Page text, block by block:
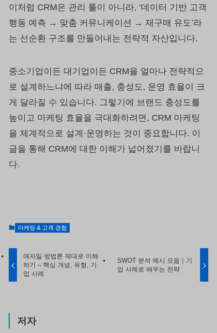
이처럼 CRM은 관리 툴이 아니라, ‘데이터 기반 고객
행동 예측 → 맞춤 커뮤니케이션 → 재구매 유도’라
는 선순환 구조를 만들어내는 전략적 자산입니다.
중소기업이든 대기업이든 CRM을 얼마나 전략적으
로 설계하느냐에 따라 매출, 충성도, 운영 효율이 크
게 달라질 수 있습니다. 그렇기에 브랜드 충성도를
높이고 마케팅 효율을 극대화하려면, CRM 마케팅
을 체계적으로 설계·운영하는 것이 중요합니다. 이
글을 통해 CRM에 대한 이해가 넓어졌기를 바랍니
다.
마케팅 & 고객 경험
애자일 방법론 제대로 이해
하기 – 핵심 개념, 유형, 기
업 사례
SWOT 분석 예시 모음｜기
업 사례로 배우는 전략
저자